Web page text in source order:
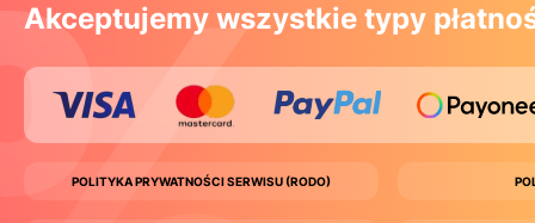
Akceptujemy wszystkie typy
POLITYKA PRYWATNOŚCI SERWISU (RODO)